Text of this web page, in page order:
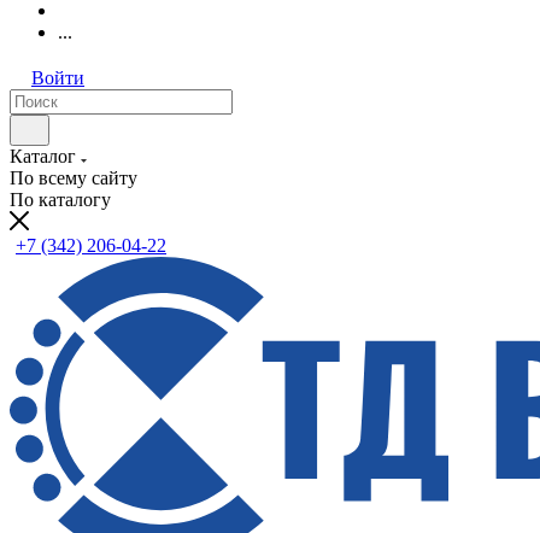
...
Войти
Каталог
По всему сайту
По каталогу
+7 (342) 206-04-22